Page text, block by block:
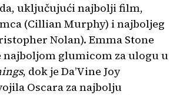
uključujući najbolji film,
(Cillian Murphy) i najboljeg
Nolan). Emma Stone
najboljom glumicom za ulogu u
, dok je Da’Vine Joy
Oscara za najbolju